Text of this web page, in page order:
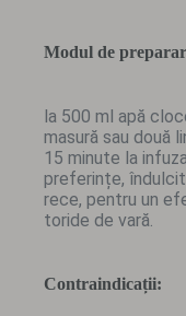
Modul de
la 500 ml apă
masură sau două
15 minute la
preferințe,
rece, pentru un
toride de vară.
Contraindicații: